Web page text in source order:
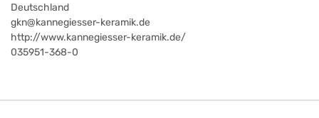
Deutschland
gkn@kannegiesser-keramik.de
http://www.kannegiesser-keramik.de/
035951-368-0